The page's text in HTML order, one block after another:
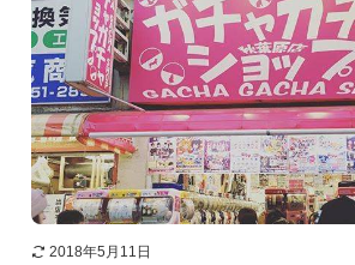
2018年5月11日